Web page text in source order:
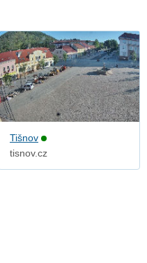
Tišnov
tisnov.cz